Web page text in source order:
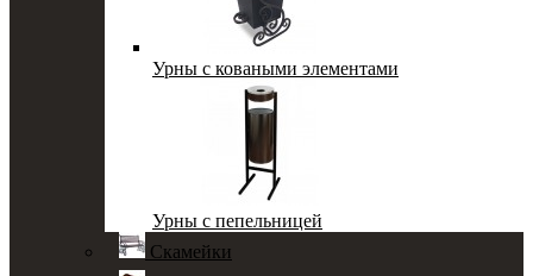
Урны с коваными элементами
Урны с пепельницей
Скамейки